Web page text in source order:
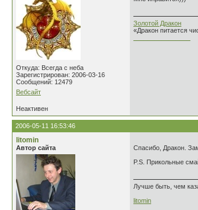
Откуда: Всегда с неба
Зарегистрирован: 2006-03-16
Сообщений: 12479
Вебсайт
Золотой Дракон
«Дракон питается
Неактивен
2006-05-11 16:53:46
litomin
Автор сайта
Спасибо, Дракон.
P.S. Прикольные
Лучше быть, чем
litomin